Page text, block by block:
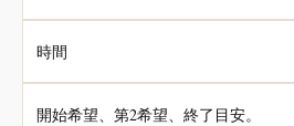
時間
開始希望、第2希望、終了目安。